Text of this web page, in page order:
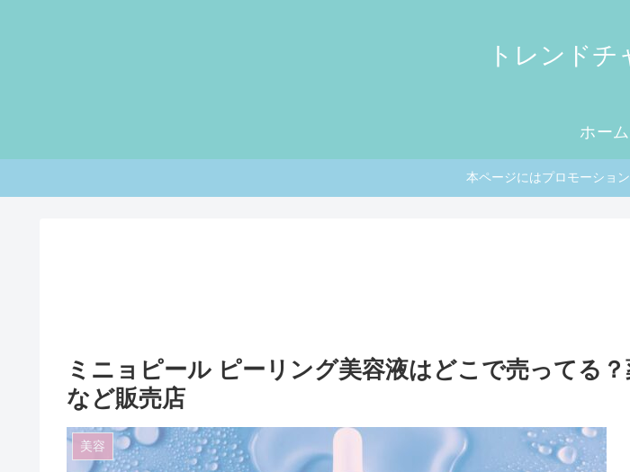
トレンドチ
ホーム
本ページにはプロモーショ
ミニョピール ピーリング美容液はどこで売ってる
など販売店
美容